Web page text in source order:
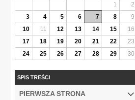
1
2
3
4 5 6 7 8
9
10
11 12 13 14 15
16
17
18 19 20 21 22
23
24
25 26 27 28 29 30
SPIS TREŚCI
PIERWSZA STRONA